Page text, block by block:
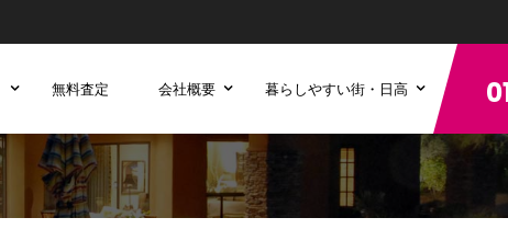
無料査定 会社概要 暮らしやすい街・日高